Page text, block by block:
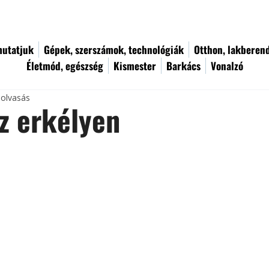
Gépek, szerszámok, technológiák
Otthon,
Életmód, egészség
Kismester Barkács Vonalzó
erkélyen